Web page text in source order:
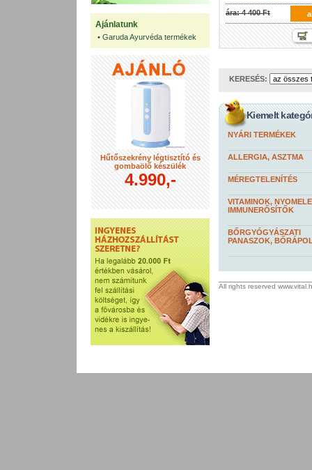
Ajánlatunk
• Garuda Ayurvéda termékek
Hűtőszekrény légtisztító és
gombaölő készülék
4.990,-
ára: 4 400 Ft
KERESÉS:
Kiemelt
NYÁRI TERMÉKEK
ALLERGIA, ASZTMA
MÉREGTELENÍTÉS
VITAMINOK,
IMMUNERŐSÍTŐK
BŐRGYÓGYÁSZATI
PANASZOK,
All rights reserved